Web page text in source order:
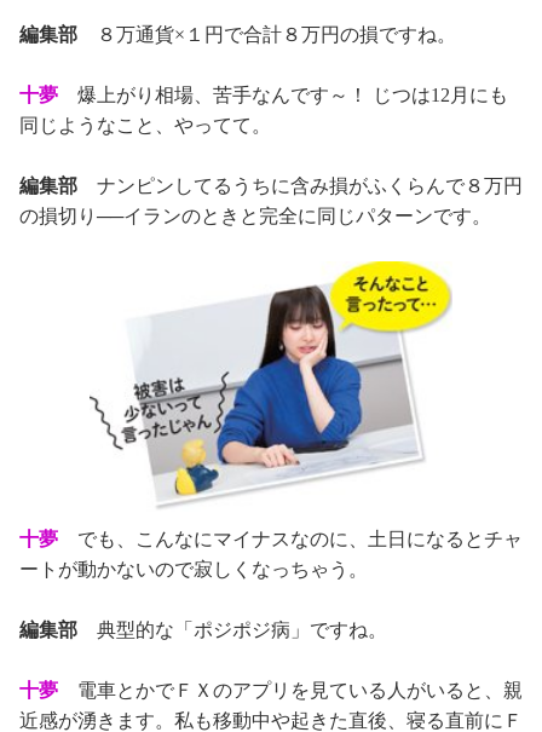
編集部 ８万通貨×１円で合計８万円の損ですね。
十夢 爆上がり相場、苦手なんです～！ じつは12月にも
同じようなこと、やってて。
編集部 ナンピンしてるうちに含み損がふくらんで８万円
の損切り──イランのときと完全に同じパターンです。
十夢 でも、こんなにマイナスなのに、土日になるとチャ
ートが動かないので寂しくなっちゃう。
編集部 典型的な「ポジポジ病」ですね。
十夢 電車とかでＦＸのアプリを見ている人がいると、親
近感が湧きます。私も移動中や起きた直後、寝る直前にＦ